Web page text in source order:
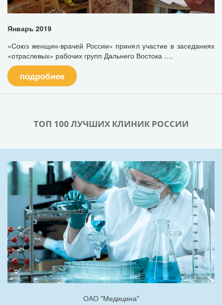
Январь 2019
«Союз женщин-врачей России» принял участие в заседаниях
«отраслевых» рабочих групп Дальнего Востока ….
подробнее
ТОП 100 ЛУЧШИХ КЛИНИК РОССИИ
ОАО "Медицина"